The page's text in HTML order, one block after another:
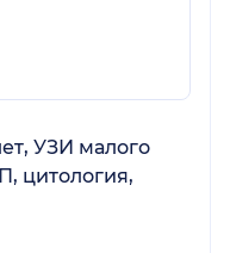
УЗИ малого
цитология,